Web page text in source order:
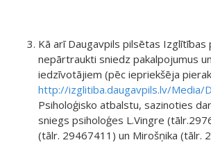
Kā arī Daugavpils pilsētas Izglītības
nepārtraukti sniedz pakalpojumus
iedzīvotājiem (pēc iepriekšēja
http://izglitiba.daugavpils.lv/Media/
Psiholoģisko atbalstu, sazinoties
sniegs psiholoģes L.Vingre
(tālr. 29467411) un Mirošņika (tālr.